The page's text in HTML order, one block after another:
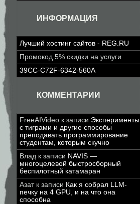
ИНФОРМАЦИЯ
Лучший хостинг сайтов - REG.RU
Промокод 5% скидки на услуги
39CC-C72F-6342-560A
КОММЕНТАРИИ
FreeAIVideo к записи Эксперименты
с тиграми и другие способы
преподавать программирование
студентам, которым скучно
Влад к записи NAVIS —
многоцелевой быстросборный
беспилотный катамаран
Азатк записи Как я собрал LLM-
печку на 4 GPU, и на что она
способна